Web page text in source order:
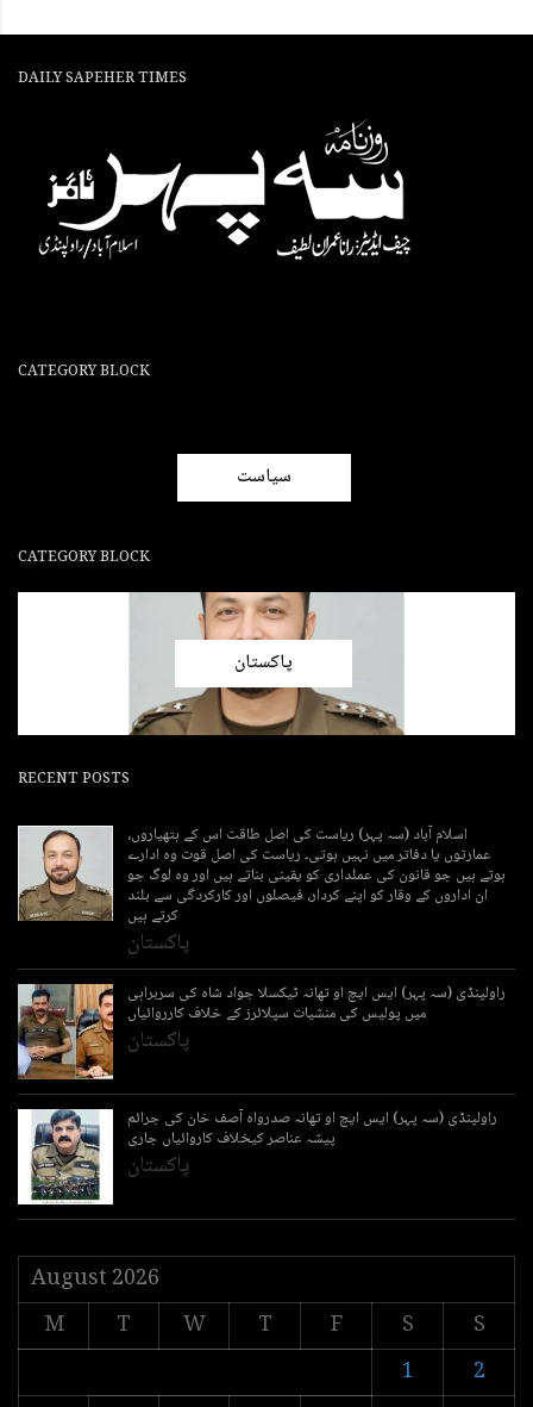
DAILY SAPEHER TIMES
CATEGORY BLOCK
سیاست
CATEGORY BLOCK
پاکستان
RECENT POSTS
اسلام آباد (سہ پہر) ریاست کی اصل طاقت اس کے ہتھیاروں،
عمارتوں یا دفاتر میں نہیں ہوتی۔ ریاست کی اصل قوت وہ ادارے
ہوتے ہیں جو قانون کی عملداری کو یقینی بناتے ہیں اور وہ لوگ جو
ان اداروں کے وقار کو اپنے کردار، فیصلوں اور کارکردگی سے بلند
کرتے ہیں
پاکستان
راولپنڈی (سہ پہر) ایس ایچ او تھانہ ٹیکسلا جواد شاہ کی سربراہی
میں پولیس کی منشیات سپلائرز کے خلاف کارروائیاں
پاکستان
راولپنڈی (سہ پہر) ایس ایچ او تھانہ صدرواہ آصف خان کی جرائم
پیشہ عناصر کیخلاف کاروائیاں جاری
پاکستان
August 2026
M
T W T F S
S
1
2